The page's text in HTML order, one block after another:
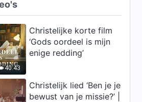
woorden ‘Gods werk,
gezindheid en God Zelf
(Deel vier)
woorden ‘Gods werk,
gezindheid en God Zelf
(Vervolg van deel één)
40:43
Christelijke korte film
‘Gods oordeel is mijn
enige redding’
Christelijk lied ‘Ben je je
bewust van je missie?’ |